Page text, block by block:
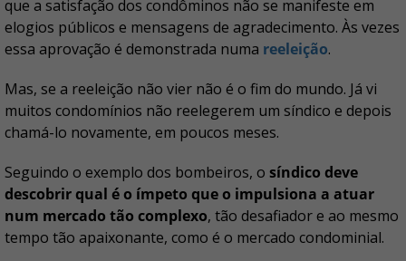
que a satisfação dos condôminos não se manifeste em
elogios públicos e mensagens de agradecimento. Às vezes
essa aprovação é demonstrada numa reeleição.
Mas, se a reeleição não vier não é o fim do mundo. Já vi
muitos condomínios não reelegerem um síndico e depois
chamá-lo novamente, em poucos meses.
Seguindo o exemplo dos bombeiros, o síndico deve
descobrir qual é o ímpeto que o impulsiona a atuar
num mercado tão complexo, tão desafiador e ao mesmo
tempo tão apaixonante, como é o mercado condominial.